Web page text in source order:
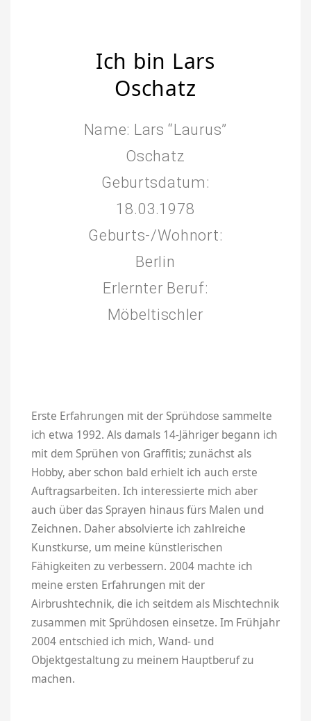
Ich bin Lars
Oschatz
Name: Lars “Laurus”
Oschatz
Geburtsdatum:
18.03.1978
Geburts-/Wohnort:
Berlin
Erlernter Beruf:
Möbeltischler
Erste Erfahrungen mit der Sprühdose sammelte
ich etwa 1992. Als damals 14-Jähriger begann ich
mit dem Sprühen von Graffitis; zunächst als
Hobby, aber schon bald erhielt ich auch erste
Auftragsarbeiten. Ich interessierte mich aber
auch über das Sprayen hinaus fürs Malen und
Zeichnen. Daher absolvierte ich zahlreiche
Kunstkurse, um meine künstlerischen
Fähigkeiten zu verbessern. 2004 machte ich
meine ersten Erfahrungen mit der
Airbrushtechnik, die ich seitdem als Mischtechnik
zusammen mit Sprühdosen einsetze. Im Frühjahr
2004 entschied ich mich, Wand- und
Objektgestaltung zu meinem Hauptberuf zu
machen.